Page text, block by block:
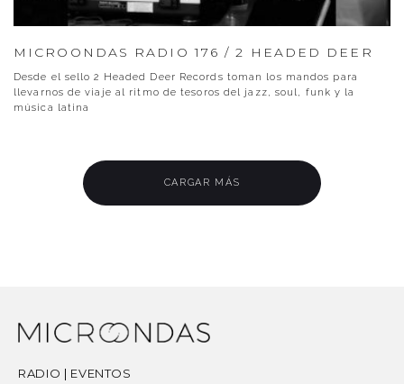
MICROONDAS RADIO 176 / 2 HEADED DEER
Desde el sello 2 Headed Deer Records toman los mandos para
llevarnos de viaje al ritmo de tesoros del jazz, soul, funk y la
música latina
CARGAR MÁS
RADIO | EVENTOS